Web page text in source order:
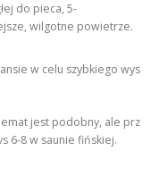
do pieca, 5-
wilgotne powietrze.
w celu szybkiego wys
jest podobny, ale prz
6-8 w saunie fińskiej.